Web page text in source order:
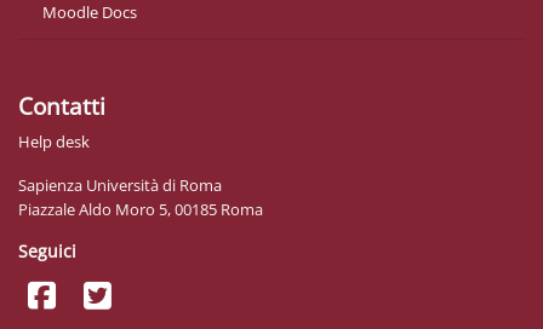
Moodle Docs
Contatti
Help desk
Sapienza Università di Roma
Piazzale Aldo Moro 5, 00185 Roma
Seguici